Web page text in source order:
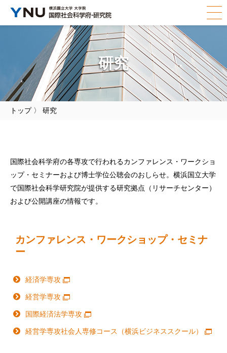
研究
トップ〉 研究
国際社会科学府の各専攻で行われるカンファレンス・ワークショ
ップ・セミナーおよび博士学位公聴会のおしらせ。横浜国立大学
で国際社会科学研究院が提供する研究拠点（リサーチセンター）
および公開講座の情報です。
カンファレンス・ワークショップ・セミナ
ー
経済学専攻
経営学専攻
国際経済法学専攻
経営学専攻社会人専修コース（横浜ビジネススクール）